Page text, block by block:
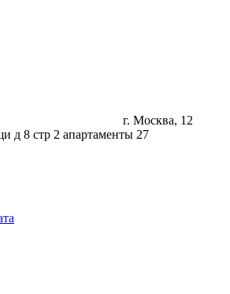
г. Москва, 12
д 8 стр 2 апартаменты 27